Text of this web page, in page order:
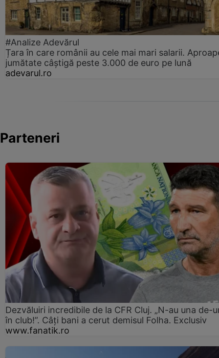
#Analize Adevărul
Țara în care românii au cele mai mari salarii.
jumătate câștigă peste 3.000 de euro pe lună
adevarul.ro
Parteneri
Dezvăluiri incredibile de la CFR Cluj. „N-au una de-
în club!”. Câți bani a cerut demisul Folha. Exclusiv
www.fanatik.ro